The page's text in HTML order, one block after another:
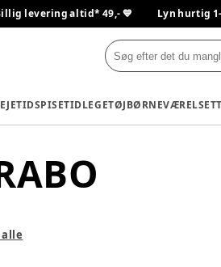
levering altid* 49,- 💙 Lyn hurtig
SPISETIDLEGETØJBØRNEVÆRELSET
alle